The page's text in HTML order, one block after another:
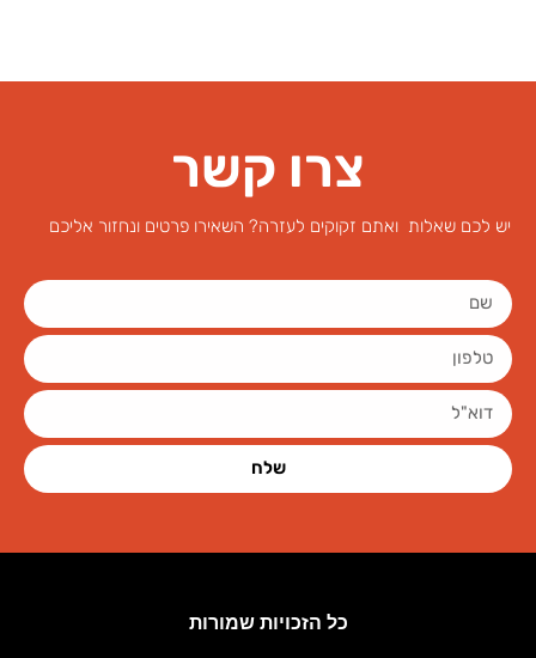
צרו קשר
לכם שאלות ואתם זקוקים לעזרה? השאירו פרטים ונחזור אליכם
שלח
כל הזכויות שמורות